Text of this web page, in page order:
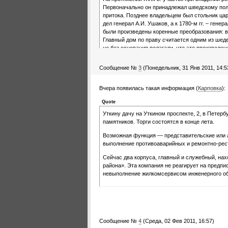
Первоначально он принадлежал шведскому
притока. Позднее владельцем был стольник
дел генерал А.И. Ушаков, а к 1780-м гг. –
были произведены коренные преобразования:
Главный дом по праву считается одним из
не без основания полагали, что это
усадьбой укрепляется имя «Уткиной дачи».
композиционное ядро усадьбы. К северо-
В 1853 г. сенатор Уткин с благотворительной
которого состоял в то время. В дальнейшем
больных, для которой служебный корпус
заложены ворота с полуциркульными окнами
центральной частью флигеля была сооружена
этажа угловой части главного дома
В начале ХХ века часть территории дачи
здравоохранения, поместившего здесь
К.К. Пономарева) были произведены обмеры
Сообщение № 3 (Понедельник, 31 Янв 2011,
Вчера появилась такая информация (Карповка):
Quote
Уткину дачу на Уткином проспекте, 2, в
памятников. Торги состоятся в конце лета.
Возможная функция — представительские или
выполнение противоаварийных и ремонтно-
Сейчас два корпуса, главный и служебный,
района». Эта компания не реагирует на
невыполнение жилкомсервисом инженерного
Сообщение № 4 (Среда, 02 Фев 2011, 16:57)